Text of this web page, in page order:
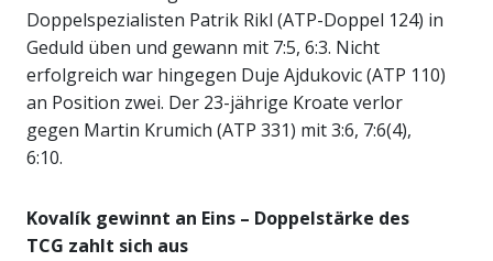
Doppelspezialisten Patrik Rikl (ATP-Doppel 124) in
Geduld üben und gewann mit 7:5, 6:3. Nicht
erfolgreich war hingegen Duje Ajdukovic (ATP 110)
an Position zwei. Der 23-jährige Kroate verlor
gegen Martin Krumich (ATP 331) mit 3:6, 7:6(4),
6:10.
Kovalík gewinnt an Eins – Doppelstärke des
TCG zahlt sich aus